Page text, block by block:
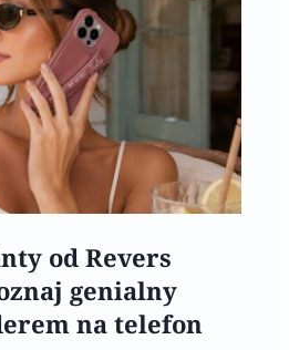
od Revers
genialny
na telefon